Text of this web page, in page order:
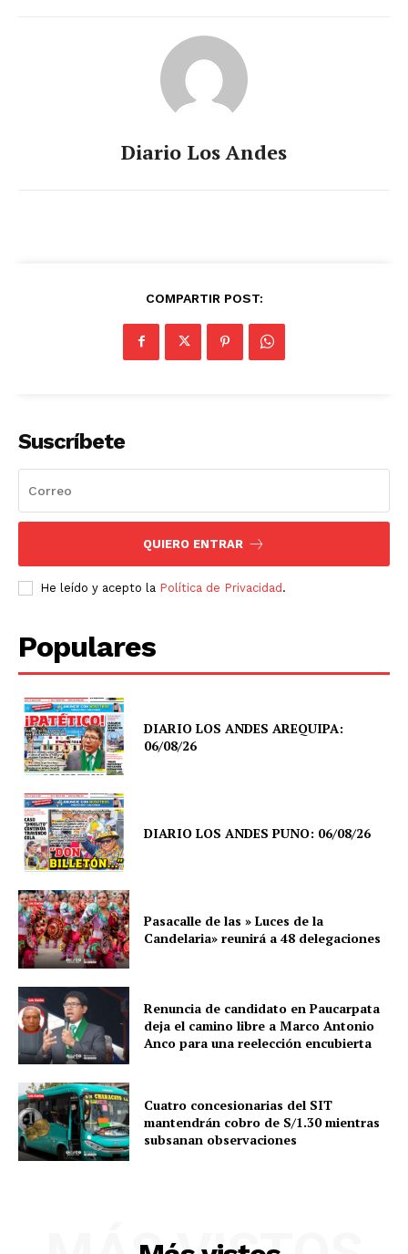
Diario Los Andes
COMPARTIR POST:
Suscríbete
QUIERO ENTRAR
He leído y acepto la Política de Privacidad.
Populares
DIARIO LOS ANDES AREQUIPA:
06/08/26
DIARIO LOS ANDES PUNO: 06/08/26
Pasacalle de las » Luces de la
Candelaria» reunirá a 48 delegaciones
Renuncia de candidato en Paucarpata
deja el camino libre a Marco Antonio
Anco para una reelección encubierta
Cuatro concesionarias del SIT
mantendrán cobro de S/1.30 mientras
subsanan observaciones